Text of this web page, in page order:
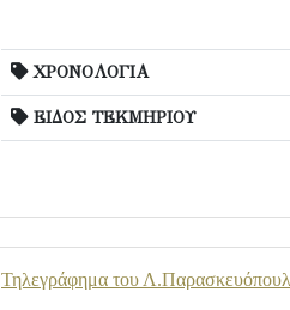
ΧΡΟΝΟΛΟΓΙΑ
ΕΙΔΟΣ ΤΕΚΜΗΡΙΟΥ
Τηλεγράφημα του